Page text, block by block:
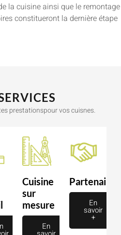
la cuisine ainsi que le remontage
constitueront la dernière étape
prestationspour vos cuisnes.
Cuisine
sur
mesure
En
Partenaire
En
savoir
+